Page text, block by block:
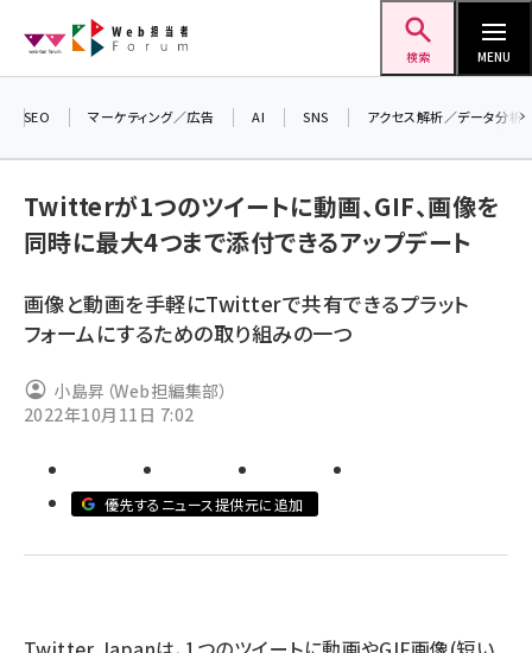
ン
検索 MENU
ai (2804)
note (2312)
z世代 (1622)
SEO マーケティング／広告 AI SNS アクセス解析／データ分析
Twitterが1つのツイートに動画、GIF、画像を
同時に最大4つまで添付できるアップデート
画像と動画を手軽にTwitterで共有できるプラット
フォームにするための取り組みの一つ
小島昇（Web担編集部）
2022年10月11日 7:02
優先するニュース提供元に追加
差し